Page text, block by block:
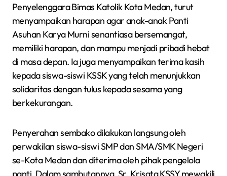
Penyelenggara Bimas Katolik Kota Medan, turut
menyampaikan harapan agar anak-anak Panti
Asuhan Karya Murni senantiasa bersemangat,
memiliki harapan, dan mampu menjadi pribadi hebat
di masa depan. Ia juga menyampaikan terima kasih
kepada siswa-siswi KSSK yang telah menunjukkan
solidaritas dengan tulus kepada sesama yang
berkekurangan.
Penyerahan sembako dilakukan langsung oleh
perwakilan siswa-siswi SMP dan SMA/SMK Negeri
se-Kota Medan dan diterima oleh pihak pengelola
panti. Dalam sambutannya, Sr. Krisata KSSY mewakili